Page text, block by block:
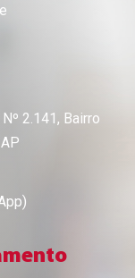
2.141, Bairro